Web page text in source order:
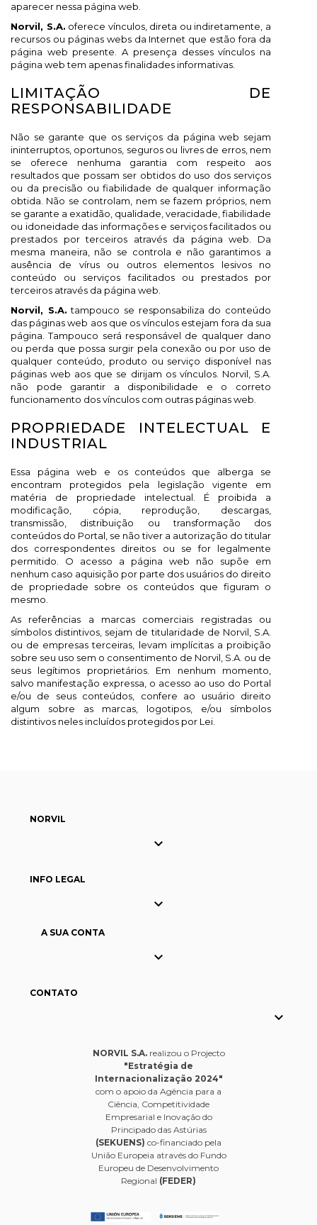
aparecer nessa página web.
Norvil, S.A. oferece vínculos, direta ou indiretamente, a
recursos ou páginas webs da Internet que estão fora da
página web presente. A presença desses vínculos na
página web tem apenas finalidades informativas.
LIMITAÇÃO DE
RESPONSABILIDADE
Não se garante que os serviços da página web sejam
ininterruptos, oportunos, seguros ou livres de erros, nem
se oferece nenhuma garantia com respeito aos
resultados que possam ser obtidos do uso dos serviços
ou da precisão ou fiabilidade de qualquer informação
obtida. Não se controlam, nem se fazem próprios, nem
se garante a exatidão, qualidade, veracidade, fiabilidade
ou idoneidade das informações e serviços facilitados ou
prestados por terceiros através da página web. Da
mesma maneira, não se controla e não garantimos a
ausência de vírus ou outros elementos lesivos no
conteúdo ou serviços facilitados ou prestados por
terceiros através da página web.
Norvil, S.A. tampouco se responsabiliza do conteúdo
das páginas web aos que os vínculos estejam fora da sua
página. Tampouco será responsável de qualquer dano
ou perda que possa surgir pela conexão ou por uso de
qualquer conteúdo, produto ou serviço disponível nas
páginas web aos que se dirijam os vínculos. Norvil, S.A.
não pode garantir a disponibilidade e o correto
funcionamento dos vínculos com outras páginas web.
PROPRIEDADE INTELECTUAL E
INDUSTRIAL
Essa página web e os conteúdos que alberga se
encontram protegidos pela legislação vigente em
matéria de propriedade intelectual. É proibida a
modificação, cópia, reprodução, descargas,
transmissão, distribuição ou transformação dos
conteúdos do Portal, se não tiver a autorização do titular
dos correspondentes direitos ou se for legalmente
permitido. O acesso a página web não supõe em
nenhum caso aquisição por parte dos usuários do direito
de propriedade sobre os conteúdos que figuram o
mesmo.
As referências a marcas comerciais registradas ou
símbolos distintivos, sejam de titularidade de Norvil, S.A.
ou de empresas terceiras, levam implícitas a proibição
sobre seu uso sem o consentimento de Norvil, S.A. ou de
seus legítimos proprietários. Em nenhum momento,
salvo manifestação expressa, o acesso ao uso do Portal
e/ou de seus conteúdos, confere ao usuário direito
algum sobre as marcas, logotipos, e/ou símbolos
distintivos neles incluídos protegidos por Lei.
NORVIL

INFO LEGAL

A SUA CONTA

CONTATO

NORVIL S.A.realizou o Projecto
"Estratégia de
Internacionalização 2024"
com o apoio da Agência para a
Ciência, Competitividade
Empresarial e Inovação do
Principado das Astúrias
(SEKUENS) co-financiado pela
União Europeia através do Fundo
Europeu de Desenvolvimento
Regional (FEDER)